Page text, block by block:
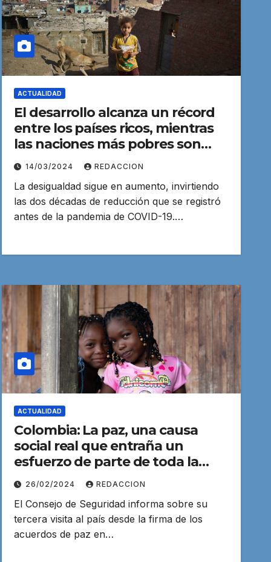
ACTUALIDAD
El desarrollo alcanza un récord
entre los países ricos, mientras
las naciones más pobres son
dejadas atrás
14/03/2024 REDACCION
La desigualdad sigue en aumento, invirtiendo
las dos décadas de reducción que se registró
antes de la pandemia de COVID-19.…
ACTUALIDAD
Colombia: La paz, una causa
social real que entraña un
esfuerzo de parte de toda la
sociedad
26/02/2024 REDACCION
El Consejo de Seguridad informa sobre su
tercera visita al país desde la firma de los
acuerdos de paz en…